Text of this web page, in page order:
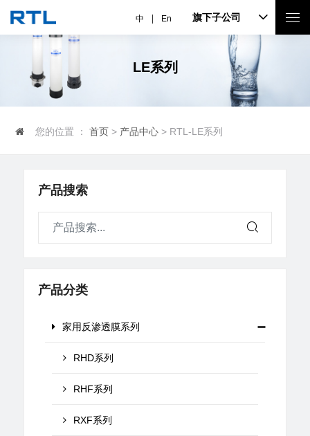
中 En 旗下子公司
LE系列
您的位置 ：首页 > 产品中心 > RTL-LE系列
产品搜索
产品分类
家用反渗透膜系列
RHD系列
RHF系列
RXF系列